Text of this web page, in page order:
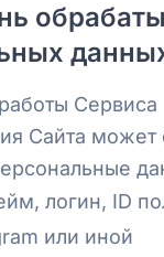
Сервиса
Сайта может
логин, ID
или иной